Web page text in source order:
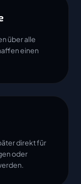
über alle
einen
direkt für
oder